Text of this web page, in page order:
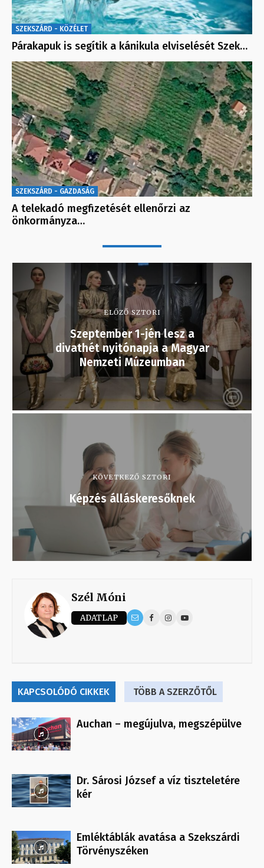
SZEKSZÁRD - KÖZÉLET
Párakapuk is segítik a kánikula elviselését Szek…
SZEKSZÁRD - GAZDASÁG
A telekadó megfizetését ellenőrzi az
önkormányza…
ELŐZŐ SZTORI
Szeptember 1-jén lesz a
divathét nyitónapja a Magyar
Nemzeti Múzeumban
KÖVETKEZŐ SZTORI
Képzés álláskeresőknek
Szél Móni
ADATLAP
KAPCSOLÓDÓ CIKKEK TÖBB A SZERZŐTŐL
Auchan – megújulva, megszépülve
Dr. Sárosi József a víz tiszteletére
kér
Emléktáblák avatása a Szekszárdi
Törvényszéken